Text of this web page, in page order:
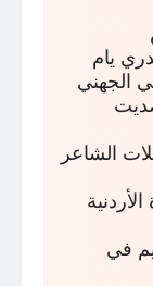
يام
الجهني
الشاعر
في